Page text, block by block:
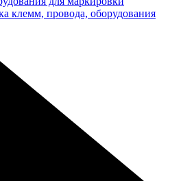
клемм, провода, оборудования